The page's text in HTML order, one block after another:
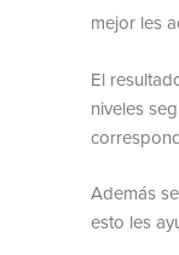
mejor les
El
niveles
Además
esto les